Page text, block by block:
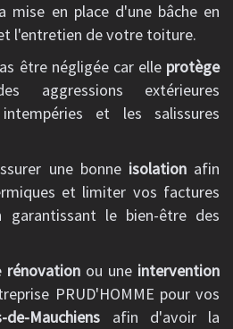
mise en place d'une bâche en
l'entretien de votre toiture.
être négligée car elle protège
aggressions extérieures
et les salissures
une bonne isolationafin
et limiter vos factures
garantissant le bien-être des
rénovation ou une intervention
PRUD'HOMME pour vos
de-Mauchiens afin d'avoir la